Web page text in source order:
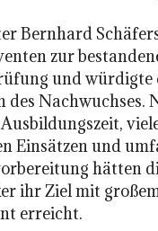
Bernhard
zur
und würdigte
des Nachwuchses.
Einsätzen und
hätten
ihr Ziel mit
erreicht.